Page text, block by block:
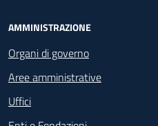
Footer -
AMMINISTRAZIONE
Organi di governo
Aree amministrative
Uffici